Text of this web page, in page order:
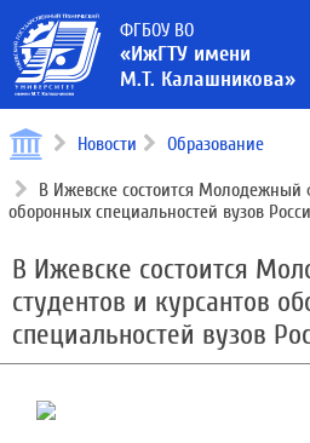
ФГБОУ ВО
«ИжГТУ имени
М.Т. Калашникова»
Новости Образование
В Ижевске состоится Молодежный
оборонных специальностей вузов
В Ижевске состоится
студентов и курсантов
специальностей вузов